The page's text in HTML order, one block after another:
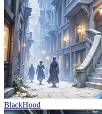
BlackHood